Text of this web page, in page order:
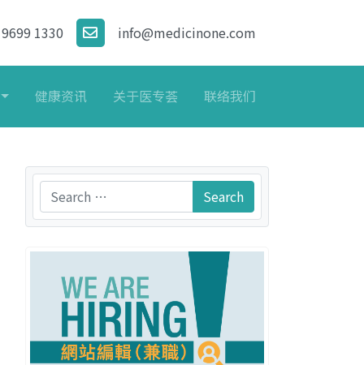
1330 info@medicinone.com
健康资讯 关于医专荟 联络我们
Search